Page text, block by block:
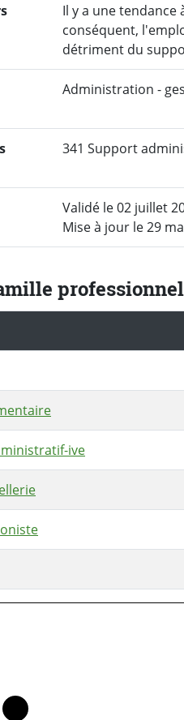
Il y a une
conséquent,
détriment du
Administration -
341 Support
Validé le 02 juillet
Mise à jour le 29
ive